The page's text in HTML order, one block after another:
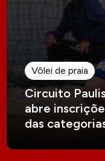
Vôlei de praia
Circuito
abre
das